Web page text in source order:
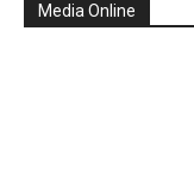
Media Online